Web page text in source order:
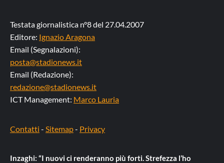
Testata giornalistica n°8 del 27.04.2007
Editore: Ignazio Aragona
Email (Segnalazioni):
posta@stadionews.it
Email (Redazione):
redazione@stadionews.it
ICT Management: Marco Lauria
Contatti - Sitemap- Privacy
Inzaghi: “I nuovi ci renderanno più forti. Strefezza l’ho